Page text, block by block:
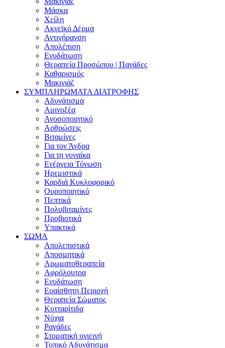
Μάσκα
Χείλη
Ακνεϊκό Δέρμα
Αντιγήρανση
Απολέπιση
Ενυδάτωση
Θεραπεία Προσώπου | Πανάδες
Καθαρισμός
Μακιγιάζ
ΣΥΜΠΛΗΡΩΜΑΤΑ ΔΙΑΤΡΟΦΗΣ
Αδυνάτισμα
Αμινοξέα
Ανοσοποιητικό
Αρθρώσεις
Βιταμίνες
Για τον Άνδρα
Για τη γυναίκα
Ενέργεια Τόνωση
Ηρεμιστικά
Καρδιά Κυκλοφορικό
Ουροποιητικό
Πεπτικά
Πολυβιταμίνες
Προβιοτικά
Υπακτικά
ΣΩΜΑ
Απολεπιστικά
Αποσμητικά
Αρωματοθεραπεία
Αφρόλουτρα
Ενυδάτωση
Ευαίσθητη Περιοχή
Θεραπεία Σώματος
Κυτταρίτιδα
Νύχια
Ραγάδες
Στοματική υγιεινή
Τοπικό Αδυνάτισμα